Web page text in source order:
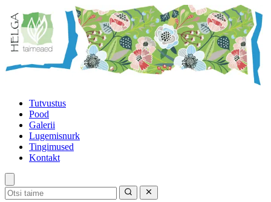
Tutvustus
Pood
Galerii
Lugemisnurk
Tingimused
Kontakt